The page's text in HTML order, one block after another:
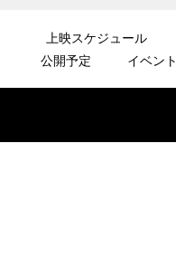
上映スケジュール
公開予定
イベント